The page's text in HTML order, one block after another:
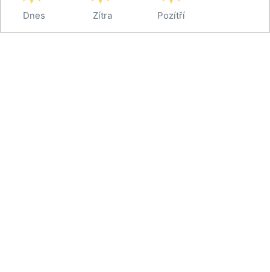
Dnes Zítra Pozítří